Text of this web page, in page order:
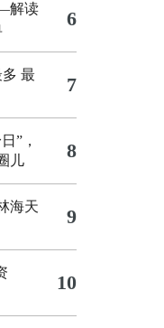
解读
6
最
7
”，
儿
8
海天
9
10